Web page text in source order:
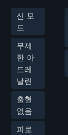
신 모
드
무제
한 아
드레
날린
출혈
없음
피로